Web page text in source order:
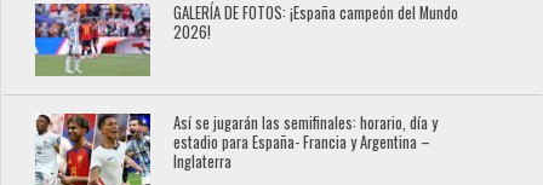
GALERÍA DE FOTOS: ¡España campeón del Mundo
2026!
Así se jugarán las semifinales: horario, día y
estadio para España- Francia y Argentina –
Inglaterra